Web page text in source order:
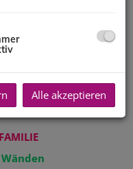
Alle akzeptieren